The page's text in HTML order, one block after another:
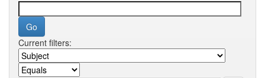
Current filters: